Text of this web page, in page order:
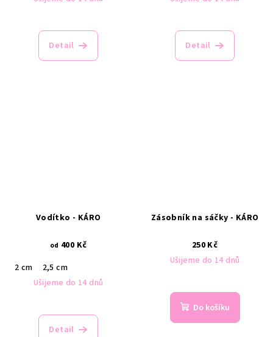
Detail Detail
Vodítko - KÁRO
od 400 Kč
2 cm
2,5 cm
Ušijeme do 14 dnů
Detail
Zásobník na sáčky - KÁRO
250 Kč
Ušijeme do 14 dnů
Do košíku